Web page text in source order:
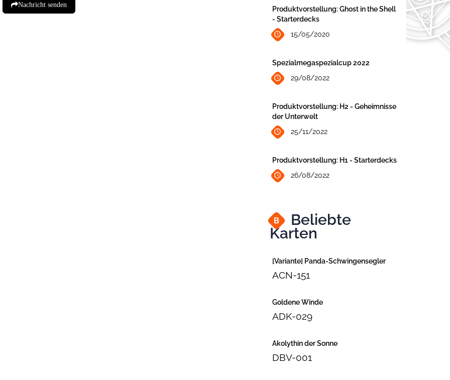
Nachricht senden
Produktvorstellung: Ghost in the Shell
- Starterdecks
15/05/2020
Spezialmegaspezialcup 2022
29/08/2022
Produktvorstellung: H2 - Geheimnisse
der Unterwelt
25/11/2022
Produktvorstellung: H1 - Starterdecks
26/08/2022
B Beliebte
Karten
[Variante] Panda-Schwingensegler
ACN-151
Goldene Winde
ADK-029
Akolythin der Sonne
DBV-001